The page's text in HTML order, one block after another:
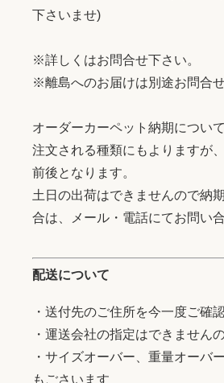
下さいませ)
※詳しくはお問合せ下さい。
※離島へのお届けは別途お問合せ
オーダーカーペット納期について
注文される種類にもよりますが
前後となります。
土日の出荷はできませんので納
合は、メール・電話にてお問い
配送について
・送付先のご住所を今一度ご確
・運送会社の指定はできません
・サイズオーバー、重量オーバ
もごさいます